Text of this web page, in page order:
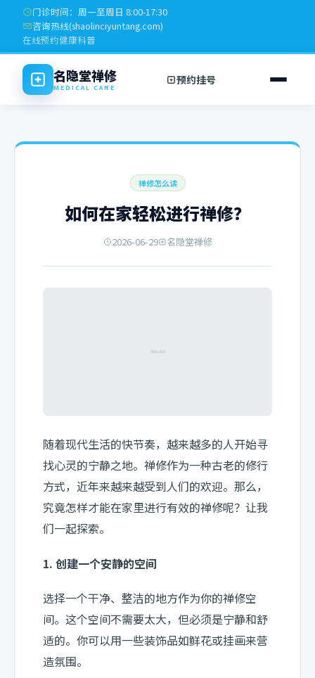
门诊时间：周一至周日 8:00-17:30
咨询热线(shaolinciyuntang.com)
在线预约健康科普
名隐堂禅修
MEDICAL CARE
预约挂号
禅修怎么读
如何在家轻松进行禅修？
2026-06-29 名隐堂禅修
随着现代生活的快节奏，越来越多的人开始寻
找心灵的宁静之地。禅修作为一种古老的修行
方式，近年来越来越受到人们的欢迎。那么，
究竟怎样才能在家里进行有效的禅修呢？让我
们一起探索。
1. 创建一个安静的空间
选择一个干净、整洁的地方作为你的禅修空
间。这个空间不需要太大，但必须是宁静和舒
适的。你可以用一些装饰品如鲜花或挂画来营
造氛围。